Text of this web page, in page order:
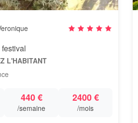
L'HABITANT
440 €
/semaine
2400 €
/mois